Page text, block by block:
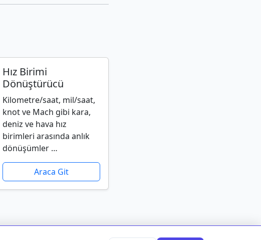
Hız Birimi
Dönüştürücü
Kilometre/saat, mil/saat,
knot ve Mach gibi kara,
deniz ve hava hız
birimleri arasında anlık
dönüşümler …
Araca Git